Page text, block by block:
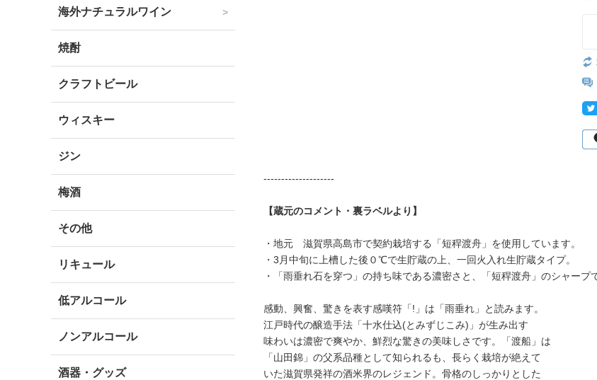
--------------------
【蔵元のコメント・裏ラベルより】
・地元 滋賀県高島市で契約栽培する「短稈渡舟」を使用しています。
・3月中旬に上槽した後０℃で生貯蔵の上、一回火入れ生貯蔵タイプ。
・「雨垂れ石を穿つ」の持ち味である濃密さと、「短稈渡舟」のシャープ
感動、興奮、驚きを表す感嘆符「!」は「雨垂れ」と読みます。
江戸時代の醸造手法「十水仕込(とみずじこみ)」が生み出す
味わいは濃密で爽やか、鮮烈な驚きの美味しさです。「渡船」は
「山田錦」の父系品種として知られるも、長らく栽培が絶えて
いた滋賀県発祥の酒米界のレジェンド。骨格のしっかりとした
海外ナチュラルワイン
焼酎
クラフトビール
ウィスキー
ジン
梅酒
その他
リキュール
低アルコール
ノンアルコール
酒器・グッズ